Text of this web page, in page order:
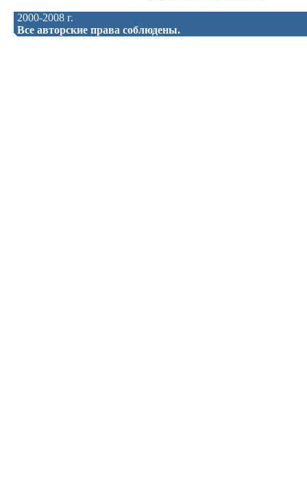
2000-2008 г.
Все авторские права соблюдены.